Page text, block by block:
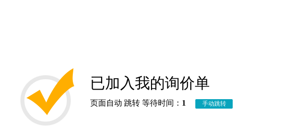
已加入我的询价单
页面自动 跳转 等待时间： 1 手动跳转